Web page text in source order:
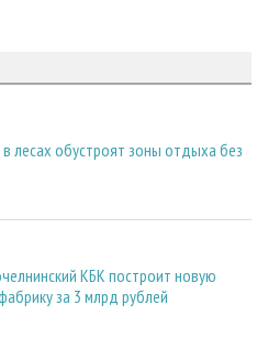
лесах обустроят зоны отдыха без
КБК построит новую
за 3 млрд рублей